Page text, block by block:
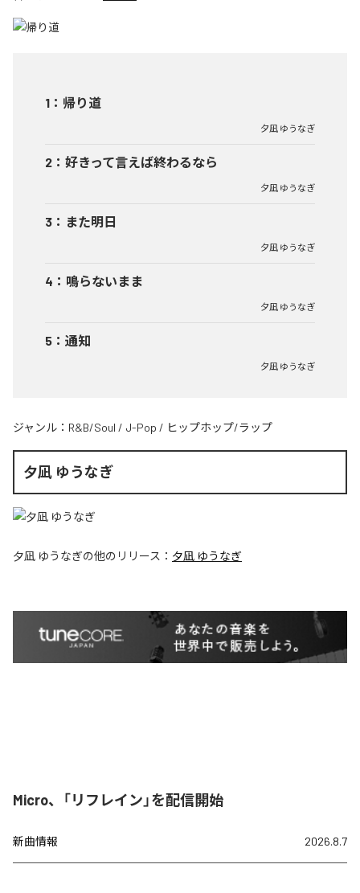
1 ： 帰り道
夕凪 ゆうなぎ
2 ： 好きって言えば終わるなら
夕凪 ゆうなぎ
3 ： また明日
夕凪 ゆうなぎ
4 ： 鳴らないまま
夕凪 ゆうなぎ
5 ： 通知
夕凪 ゆうなぎ
ジャンル： R&B/Soul / J-Pop / ヒップホップ/ラップ
夕凪 ゆうなぎ
夕凪 ゆうなぎの他のリリース： 夕凪 ゆうなぎ
Micro、「リフレイン」を配信開始
新曲情報 2026.8.7